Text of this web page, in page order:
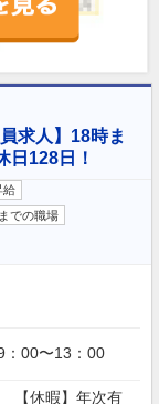
求人】18時ま
128日！
給
での職場
00〜13：00
【休暇】年次有